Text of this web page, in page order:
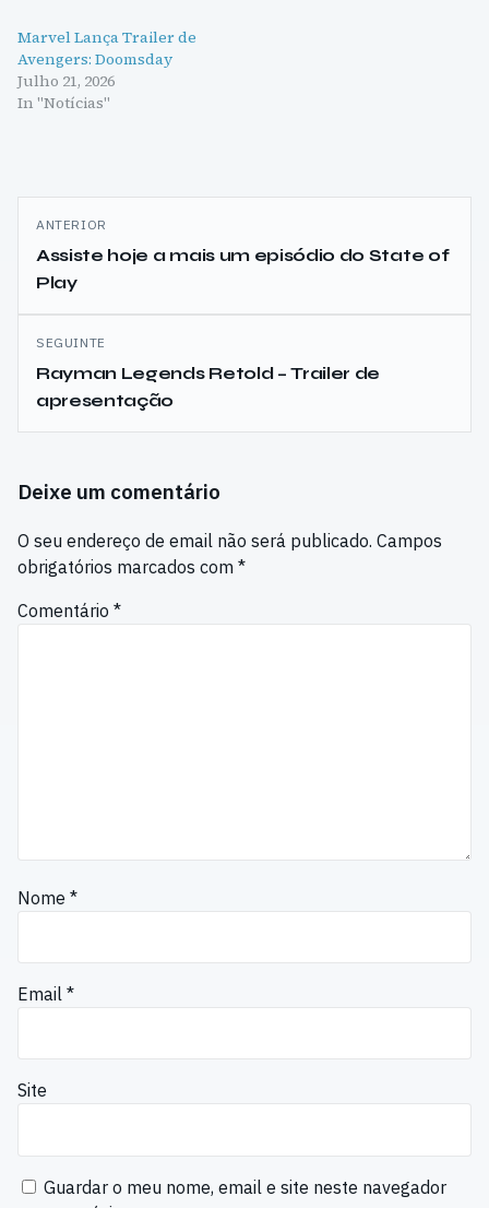
Marvel Lança Trailer de
Avengers: Doomsday
Julho 21, 2026
In "Notícias"
Navegação
de
artigos
ANTERIOR
Assiste hoje a mais um episódio do State of
Play
SEGUINTE
Rayman Legends Retold – Trailer de
apresentação
Deixe um comentário
O seu endereço de email não será publicado. Campos
obrigatórios marcados com *
Comentário *
Nome *
Email *
Site
Guardar o meu nome, email e site neste navegador